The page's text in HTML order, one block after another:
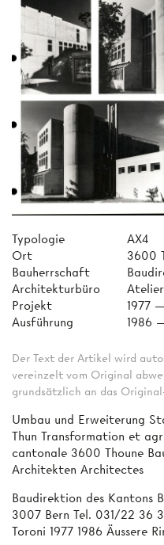
Typologie
AX4
Ort
3600
Bauherrschaft
Architekturbüro
Projekt
1977
Ausführung
1986
Der Text der Artikel wird
vereinzelt vom Original
grundsätzlich an das
Umbau und Erweiterung
Thun Transformation et
cantonale 3600 Thoune
Architekten Architectes
Baudirektion des Kantons
3007 Bern Tel. 031/22 36
Toroni 1977 1986 Äussere